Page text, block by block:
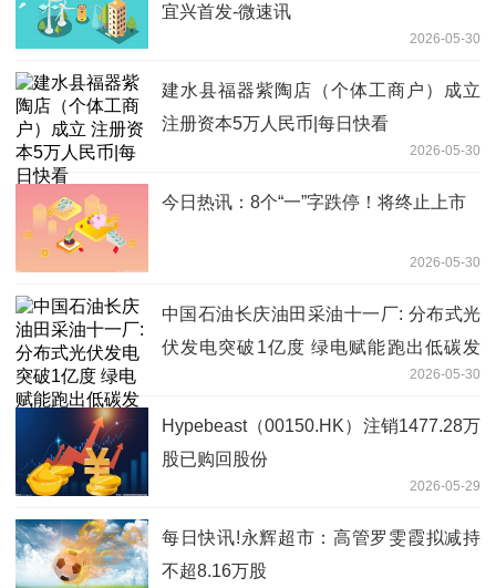
宜兴首发-微速讯
2026-05-30
建水县福器紫陶店（个体工商户）成立
注册资本5万人民币|每日快看
2026-05-30
今日热讯：8个“一”字跌停！将终止上市
2026-05-30
中国石油长庆油田采油十一厂: 分布式光
伏发电突破1亿度 绿电赋能跑出低碳发
2026-05-30
Hypebeast（00150.HK）注销1477.28万
股已购回股份
2026-05-29
每日快讯!永辉超市：高管罗雯霞拟减持
不超8.16万股